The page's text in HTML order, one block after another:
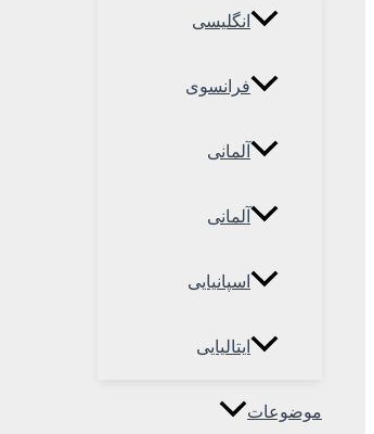
انگلیسی
فرانسوی
آلمانی
آلمانی
اسپانیایی
ایتالیایی
موضوعات